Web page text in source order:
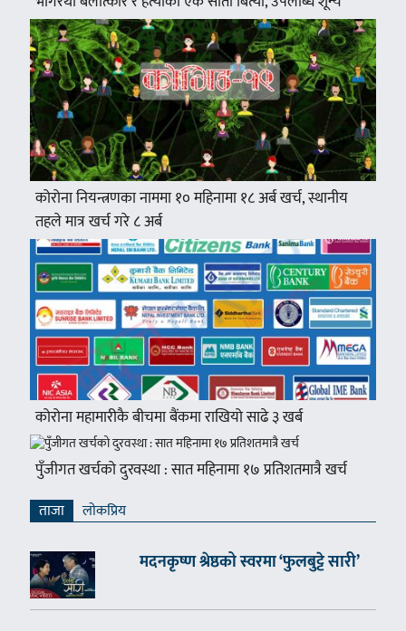
कोरोना नियन्त्रणका नाममा १० महिनामा १८ अर्ब खर्च, स्थानीय
तहले मात्र खर्च गरे ८ अर्ब
कोरोना महामारीकै बीचमा बैंकमा राखियो साढे ३ खर्ब
पुँजीगत खर्चको दुरवस्था : सात महिनामा १७ प्रतिशतमात्रै खर्च
ताजा लाेकप्रिय
मदनकृष्ण श्रेष्ठको स्वरमा ‘फुलबुट्टे सारी’